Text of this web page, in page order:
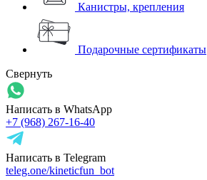
Канистры, крепления
Подарочные сертификаты
Свернуть
Написать в WhatsApp
+7 (968) 267-16-40
Написать в Telegram
teleg.one/kineticfun_bot